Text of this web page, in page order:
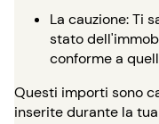
La cauzione: Ti
stato
conforme a
Questi importi sono
inserite durante la